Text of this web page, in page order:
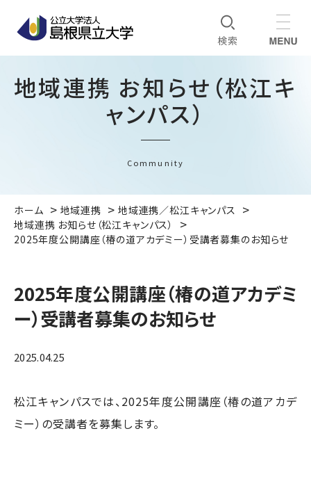
地域連携 お知らせ（松江キ
ャンパス）
Community
ホーム 地域連携
地域連携／松江キャンパス
地域連携 お知らせ（松江キャンパス）
2025年度公開講座（椿の道アカデミー）受講者募集のお知らせ
2025年度公開講座（椿の道アカデミ
ー）受講者募集のお知らせ
2025.04.25
松江キャンパスでは、2025年度公開講座（椿の道アカデ
ミー）の受講者を募集します。